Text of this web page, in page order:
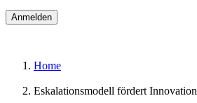
Home
Eskalationsmodell fördert Innovation